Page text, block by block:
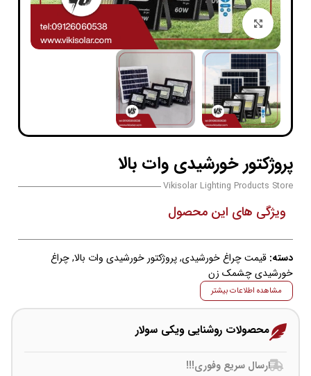
بزرگنمایی تصویر
پروژکتور خورشیدی وات بالا
Vikisolar Lighting Products Store
ویژگی های این محصول
دسته: قیمت چراغ خورشیدی,پروژکتور خورشیدی وات بالا,چراغ
خورشیدی چشمک زن
مشاهده اطلاعات بیشتر
محصولات روشنایی ویکی سولار
ارسال سریع وفوری!!!